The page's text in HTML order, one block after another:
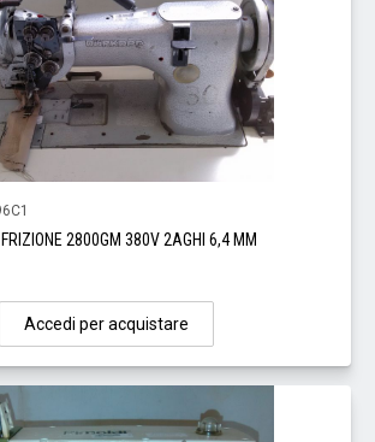
2800GM 380V 2AGHI 6,4 MM
Accedi per acquistare